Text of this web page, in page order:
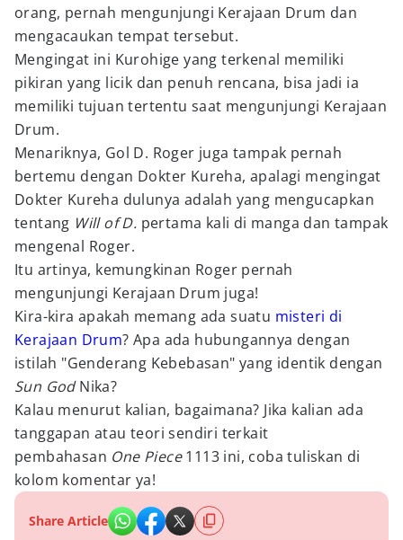
orang, pernah mengunjungi Kerajaan Drum dan
mengacaukan tempat tersebut.
Mengingat ini Kurohige yang terkenal memiliki
pikiran yang licik dan penuh rencana, bisa jadi ia
memiliki tujuan tertentu saat mengunjungi Kerajaan
Drum.
Menariknya, Gol D. Roger juga tampak pernah
bertemu dengan Dokter Kureha, apalagi mengingat
Dokter Kureha dulunya adalah yang mengucapkan
tentang Will of D. pertama kali di manga dan tampak
mengenal Roger.
Itu artinya, kemungkinan Roger pernah
mengunjungi Kerajaan Drum juga!
Kira-kira apakah memang ada suatu misteri di
Kerajaan Drum? Apa ada hubungannya dengan
istilah "Genderang Kebebasan" yang identik dengan
Sun GodNika?
Kalau menurut kalian, bagaimana? Jika kalian ada
tanggapan atau teori sendiri terkait
pembahasan One Piece1113 ini, coba tuliskan di
kolom komentar ya!
Share Article